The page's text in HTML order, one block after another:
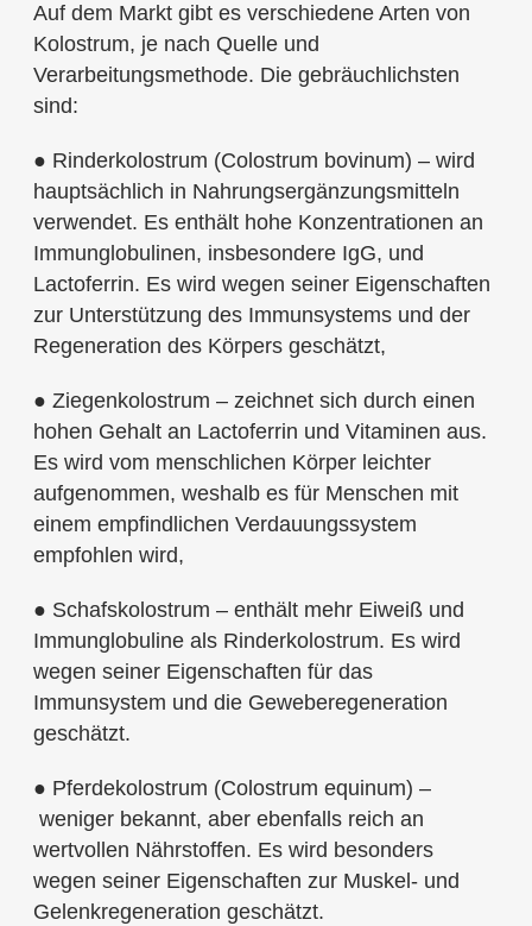
Auf dem Markt gibt es verschiedene Arten von
Kolostrum, je nach Quelle und
Verarbeitungsmethode. Die gebräuchlichsten
sind:
● Rinderkolostrum (Colostrum bovinum) – wird
hauptsächlich in Nahrungsergänzungsmitteln
verwendet. Es enthält hohe Konzentrationen an
Immunglobulinen, insbesondere IgG, und
Lactoferrin. Es wird wegen seiner Eigenschaften
zur Unterstützung des Immunsystems und der
Regeneration des Körpers geschätzt,
● Ziegenkolostrum – zeichnet sich durch einen
hohen Gehalt an Lactoferrin und Vitaminen aus.
Es wird vom menschlichen Körper leichter
aufgenommen, weshalb es für Menschen mit
einem empfindlichen Verdauungssystem
empfohlen wird,
● Schafskolostrum – enthält mehr Eiweiß und
Immunglobuline als Rinderkolostrum. Es wird
wegen seiner Eigenschaften für das
Immunsystem und die Geweberegeneration
geschätzt.
● Pferdekolostrum (Colostrum equinum) –
weniger bekannt, aber ebenfalls reich an
wertvollen Nährstoffen. Es wird besonders
wegen seiner Eigenschaften zur Muskel- und
Gelenkregeneration geschätzt.